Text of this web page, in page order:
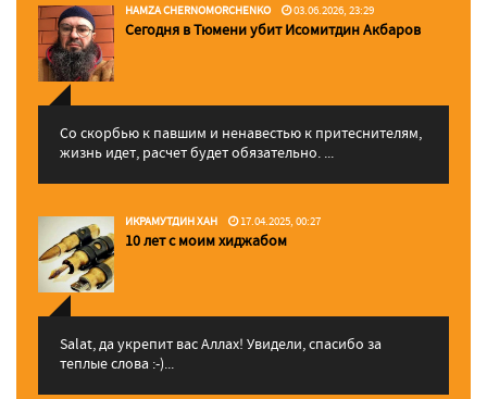
HAMZA CHERNOMORCHENKO 03.06.2026, 23:29
Сегодня в Тюмени убит Исомитдин Акбаров
Со скорбью к павшим и ненавестью к притеснителям,
жизнь идет, расчет будет обязательно. ...
ИКРАМУТДИН ХАН 17.04.2025, 00:27
10 лет с моим хиджабом
Salat, да укрепит вас Аллаx! Увидели, спасибо за
теплые слова :-)...